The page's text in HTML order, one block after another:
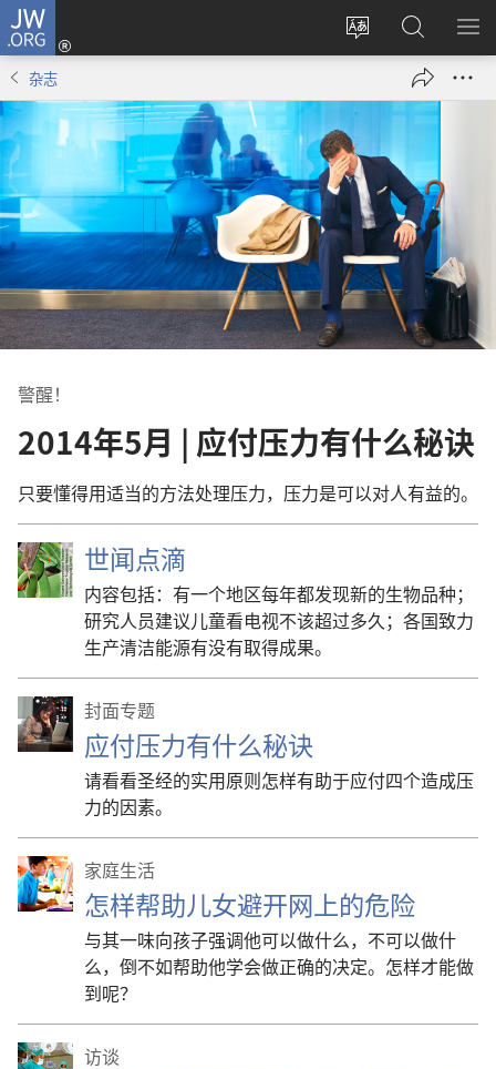
JW.ORG
更
站
言
登
录
（打
新
窗
口）
搜
索
JW.ORG
显
杂志
警醒！
2014年5月 | 应付压力有什么秘诀
只要懂得用适当的方法处理压力，压力是可以对人有益的。
世闻点滴
内容包括：有一个地区每年都发现新的生物品种；
研究人员建议儿童看电视不该超过多久；各国致力
生产清洁能源有没有取得成果。
封面专题
应付压力有什么秘诀
请看看圣经的实用原则怎样有助于应付四个造成压
力的因素。
家庭生活
怎样帮助儿女避开网上的危险
与其一味向孩子强调他可以做什么，不可以做什
么，倒不如帮助他学会做正确的决定。怎样才能做
到呢？
访谈